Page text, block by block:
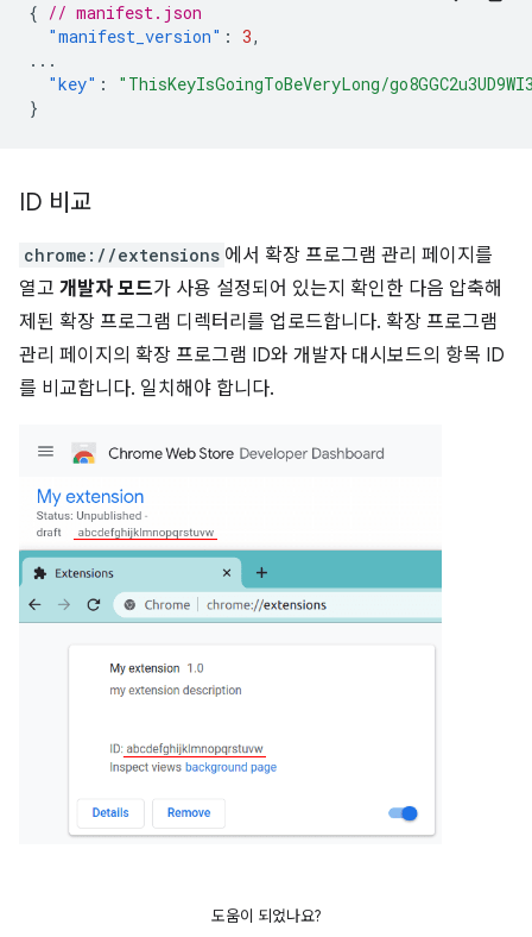
{ // manifest.json
"manifest_version" : 3,
...
"key" :
"ThisKeyIsGoingToBeVeryLong/
}
ID 비교
chrome://extensions 에서 확장 프로그램 관리 페이지를
열고 개발자 모드가 사용 설정되어 있는지 확인한 다음 압축해
제된 확장 프로그램 디렉터리를 업로드합니다. 확장 프로그램
관리 페이지의 확장 프로그램 ID와 개발자 대시보드의 항목 ID
를 비교합니다. 일치해야 합니다.
도움이 되었나요?